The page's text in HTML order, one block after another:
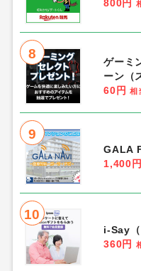
800円
8
ゲーミ
ーン（
60円
相
9
GALA
1,400円
10
i-Say（
360円